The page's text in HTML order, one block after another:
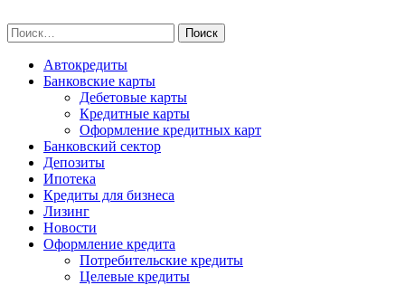
to
content
Найти:
Автокредиты
Банковские карты
Дебетовые карты
Кредитные карты
Оформление кредитных карт
Банковский сектор
Депозиты
Ипотека
Кредиты для бизнеса
Лизинг
Новости
Оформление кредита
Потребительские кредиты
Целевые кредиты